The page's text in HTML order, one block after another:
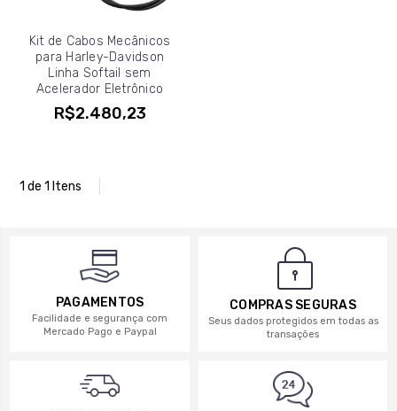
Kit de Cabos Mecânicos
para Harley-Davidson
Linha Softail sem
Acelerador Eletrônico
R$2.480,23
1 de 1 Itens
PAGAMENTOS
Facilidade e segurança com
Mercado Pago e Paypal
COMPRAS SEGURAS
Seus dados protegidos em todas as
transações